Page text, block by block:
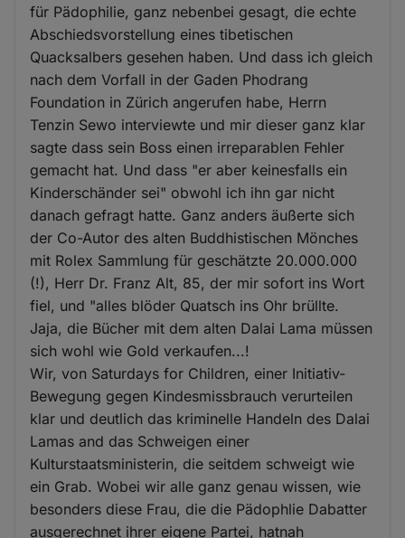
für Pädophilie, ganz nebenbei gesagt, die echte
Abschiedsvorstellung eines tibetischen
Quacksalbers gesehen haben. Und dass ich gleich
nach dem Vorfall in der Gaden Phodrang
Foundation in Zürich angerufen habe, Herrn
Tenzin Sewo interviewte und mir dieser ganz klar
sagte dass sein Boss einen irreparablen Fehler
gemacht hat. Und dass "er aber keinesfalls ein
Kinderschänder sei" obwohl ich ihn gar nicht
danach gefragt hatte. Ganz anders äußerte sich
der Co-Autor des alten Buddhistischen Mönches
mit Rolex Sammlung für geschätzte 20.000.000
(!), Herr Dr. Franz Alt, 85, der mir sofort ins Wort
fiel, und "alles blöder Quatsch ins Ohr brüllte.
Jaja, die Bücher mit dem alten Dalai Lama müssen
sich wohl wie Gold verkaufen...!
Wir, von Saturdays for Children, einer Initiativ-
Bewegung gegen Kindesmissbrauch verurteilen
klar und deutlich das kriminelle Handeln des Dalai
Lamas and das Schweigen einer
Kulturstaatsministerin, die seitdem schweigt wie
ein Grab. Wobei wir alle ganz genau wissen, wie
besonders diese Frau, die die Pädophlie Dabatter
ausgerechnet ihrer eigene Partei, hatnah